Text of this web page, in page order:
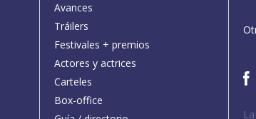
Avances
Tráilers
Festivales + premios
Actores y actrices
Carteles
Box-office